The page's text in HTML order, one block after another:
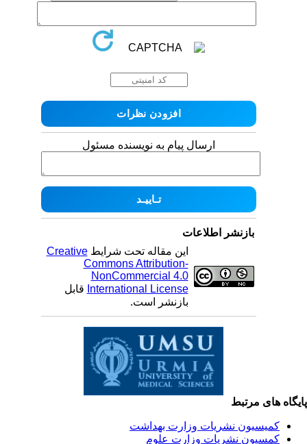
ارسال پیام به نویسنده مسئول
بازنشر اطلاعات
این مقاله تحت شرایطCreative
Commons Attribution-
NonCommercial 4.0
International Licenseقابل
بازنشر است.
های مرتبط
کمیسیون نشریات وزارت بهداشت
کمسیون نشریات وزارت علوم